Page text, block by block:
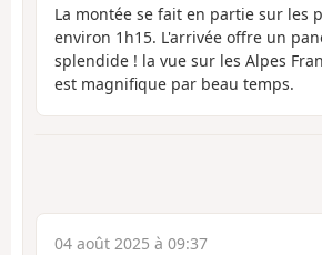
La montée se fait en partie sur les
environ 1h15. L'arrivée offre un
splendide ! la vue sur les Alpes
est magnifique par beau temps.
04 août 2025 à 09:37